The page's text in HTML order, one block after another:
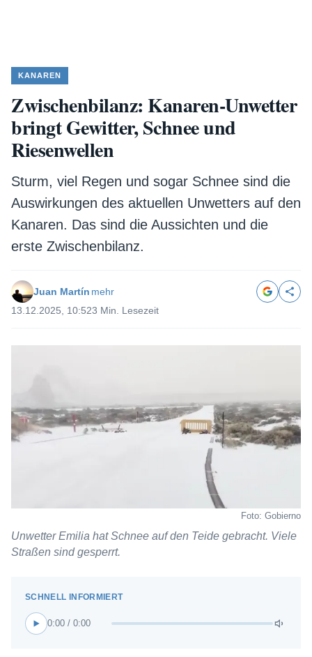
KANAREN
Zwischenbilanz: Kanaren-Unwetter
bringt Gewitter, Schnee und
Riesenwellen
Sturm, viel Regen und sogar Schnee sind die
Auswirkungen des aktuellen Unwetters auf den
Kanaren. Das sind die Aussichten und die
erste Zwischenbilanz.
Juan Martín mehr
13.12.2025, 10:523 Min. Lesezeit
Foto: Gobierno
Unwetter Emilia hat Schnee auf den Teide gebracht. Viele
Straßen sind gesperrt.
0:00 / 0:00